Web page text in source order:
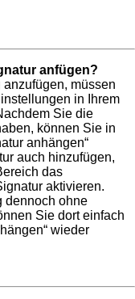
anfügen?
müssen
in Ihrem
Sie die
können Sie in
anhängen“
auch hinzufügen,
das
aktivieren.
dennoch ohne
Sie dort einfach
wieder